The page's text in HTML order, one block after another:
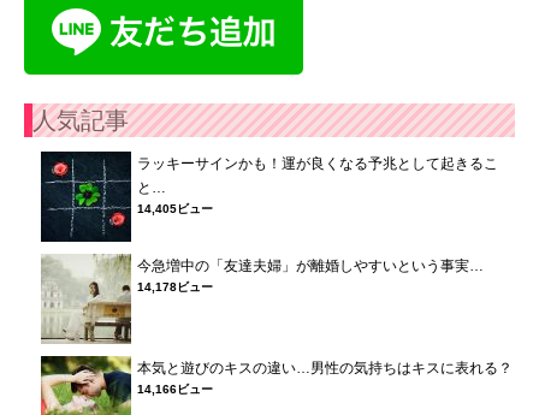
人気記事
ラッキーサインかも！運が良くなる予兆として起きるこ
と…
14,405ビュー
今急増中の「友達夫婦」が離婚しやすいという事実…
14,178ビュー
本気と遊びのキスの違い…男性の気持ちはキスに表れる？
14,166ビュー